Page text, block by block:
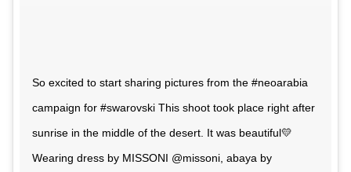
So excited to start sharing pictures from the #neoarabia
campaign for #swarovski This shoot took place right after
sunrise in the middle of the desert. It was beautiful💛
Wearing dress by MISSONI @missoni, abaya by